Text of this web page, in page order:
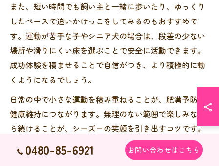
また、短い時間でも飼い主と一緒に歩いたり、ゆっくり
したペースで追いかけっこをしてみるのもおすすめで
す。運動が苦手な子やシニア犬の場合は、段差の少ない
場所や滑りにくい床を選ぶことで安全に活動できます。
成功体験を積ませることで自信がつき、より積極的に動
くようになるでしょう。
日常の中で小さな運動を積み重ねることが、肥満予防や
健康維持につながります。無理のない範囲で楽しみなが
ら続けることが、シーズーの笑顔を引き出すコツです。
トイレや食事と連動したシーズーの活動
0480-85-6921 お問い合わせはこちら